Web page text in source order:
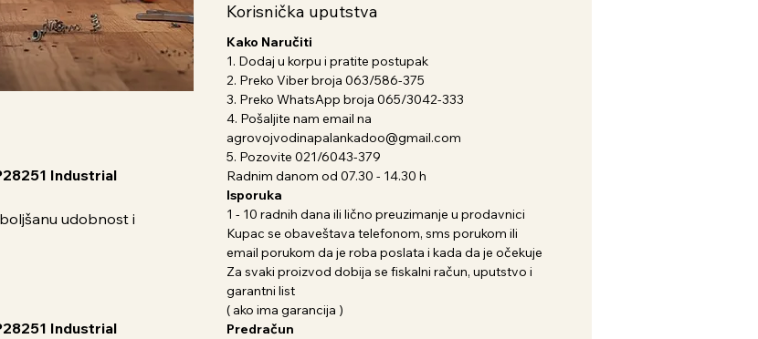
Industrial
udobnost i
Industrial
Korisnička uputstva
Kako Naručiti
1. Dodaj u korpu i pratite postupak
2. Preko Viber broja 063/586-375
3. Preko WhatsApp broja 065/3042-333
4. Pošaljite nam email na
agrovojvodinapalankadoo@gmail.com
5. Pozovite 021/6043-379
Radnim danom od 07.30 - 14.30 h
Isporuka
1 - 10 radnih dana ili lično preuzimanje u prodavnici
Kupac se obaveštava telefonom, sms porukom ili
email porukom da je roba poslata i kada da je očekuje
Za svaki proizvod dobija se fiskalni račun, uputstvo i
garantni list
( ako ima garancija )
Predračun